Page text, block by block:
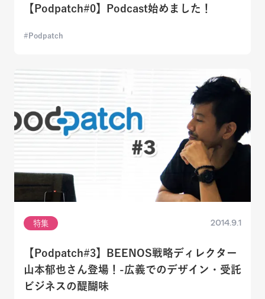
【Podpatch#0】Podcast始めました！
Podpatch
特集 2014.9.1
【Podpatch#3】BEENOS戦略ディレクター
山本郁也さん登場！-広義でのデザイン・受託
ビジネスの醍醐味